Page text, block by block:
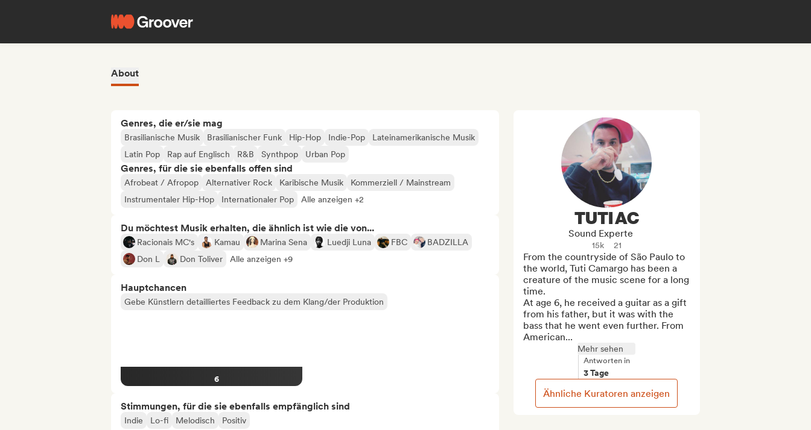
About
Genres, die er/sie mag
Brasilianische Musik Brasilianischer Funk Hip-Hop Indie-Pop
Lateinamerikanische Musik
Latin Pop
Rap auf Englisch R&B Synthpop Urban Pop
Genres, für die sie ebenfalls offen sind
Afrobeat / Afropop Alternativer Rock Karibische Musik
Kommerziell / Mainstream
Instrumentaler Hip-Hop
Internationaler Pop Alle anzeigen +2
Du möchtest Musik erhalten, die ähnlich ist wie die von...
Racionais MC's Kamau Marina Sena Luedji Luna FBC
BADZILLA
Don L
Don Toliver Alle anzeigen +9
Hauptchancen
Gebe Künstlern detailliertes Feedback zu dem Klang/der Produktion
6
Stimmungen, für die sie ebenfalls empfänglich sind
Indie Lo-fi Melodisch Positiv
TUTI AC
Sound Experte
15k 21
From the countryside of São Paulo to
the world, Tuti Camargo has been a
creature of the music scene for a long
time.
At age 6, he received a guitar as a gift
from his father, but it was with the
bass that he went even further. From
American...
Mehr sehen
Antworten in
3 Tage
Ähnliche Kuratoren anzeigen